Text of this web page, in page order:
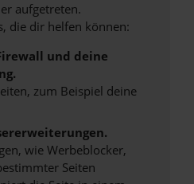
aufgetreten.
die dir helfen können:
und deine
zum Beispiel deine
wie Werbeblocker,
Seiten